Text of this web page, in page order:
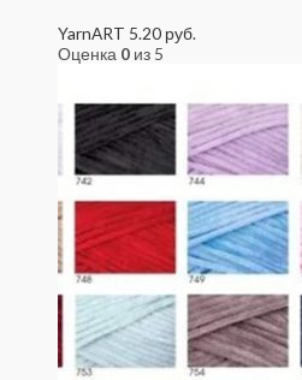
YarnART 5.20 руб.
Оценка 0 из 5